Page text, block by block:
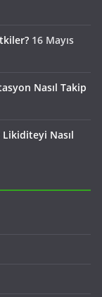
16 Mayıs
Nasıl Takip
Likiditeyi Nasıl